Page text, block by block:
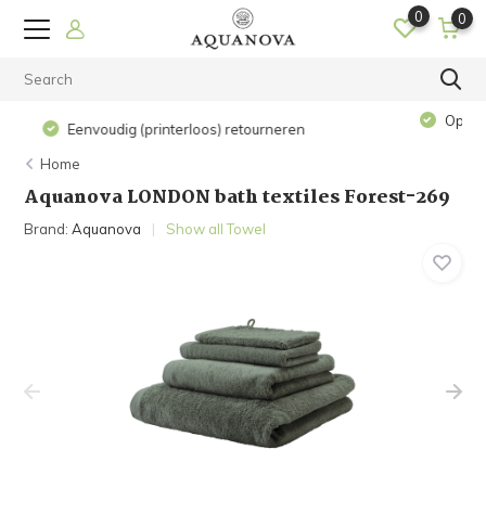
0 0
Op werkdagen voor 15.00 uur besteld? De volgende dag in
huis!
Home
Aquanova LONDON bath textiles Forest-269
Brand:Aquanova Show all Towel